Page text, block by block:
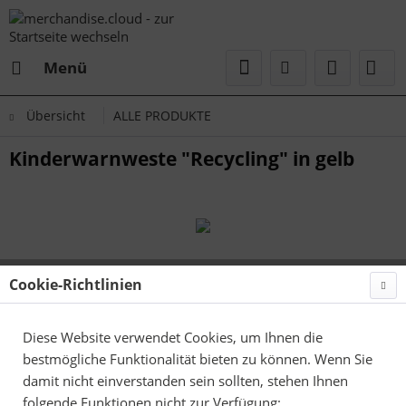
Menü
Übersicht ALLE PRODUKTE
Kinderwarnweste "Recycling" in gelb
Cookie-Richtlinien
Diese Website verwendet Cookies, um Ihnen die
bestmögliche Funktionalität bieten zu können. Wenn Sie
damit nicht einverstanden sein sollten, stehen Ihnen
folgende Funktionen nicht zur Verfügung: